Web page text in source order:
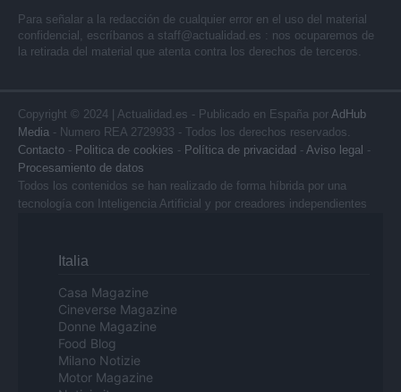
Para señalar a la redacción de cualquier error en el uso del material
confidencial, escríbanos a staff@actualidad.es : nos ocuparemos de
la retirada del material que atenta contra los derechos de terceros.
Copyright © 2024 | Actualidad.es - Publicado en España por AdHub
Media - Numero REA 2729933 - Todos los derechos reservados.
Contacto - Politica de cookies - Política de privacidad - Aviso legal -
Procesamiento de datos
Todos los contenidos se han realizado de forma híbrida por una
tecnología con Inteligencia Artificial y por creadores independientes
Italia
Casa Magazine
Cineverse Magazine
Donne Magazine
Food Blog
Milano Notizie
Motor Magazine